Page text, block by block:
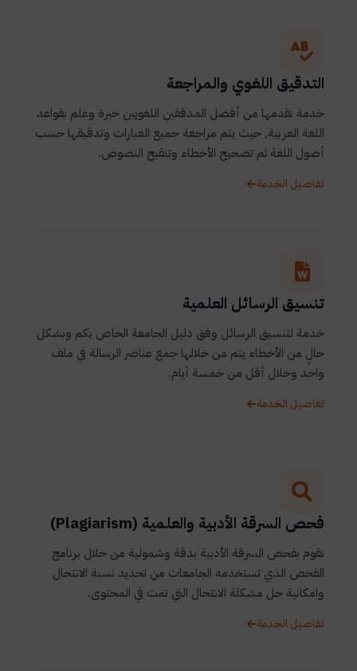
التدقيق اللغوي والمراجعة
خدمة نقدمها من أفضل المدققين اللغويين خبرة وعلم بقواعد
اللغة العربية, حيث يتم مراجعة جميع العبارات وتدقيقها حسب
أصول اللغة ثم تصحيح الأخطاء وتنقيح النصوص.
تفاصيل الخدمة
تنسيق الرسائل العلمية
خدمة لتنسيق الرسائل وفق دليل الجامعة الخاص بكم وبشكل
خالٍ من الأخطاء يتم من خلالها جمع عناصر الرسالة في ملف
واحد وخلال أقل من خمسة أيام.
تفاصيل الخدمة
فحص السرقة الأدبية والعلمية (Plagiarism)
نقوم بفحص السرقة الأدبية بدقة وشمولية من خلال برنامج
الفحص الذي تستخدمه الجامعات من تحديد نسبة الانتحال
وامكانية حل مشكلة الانتحال التي تمت في المحتوى.
تفاصيل الخدمة